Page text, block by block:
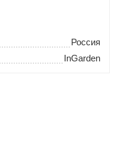
Россия
InGarden